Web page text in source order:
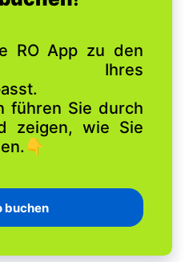
der
Ihres kleinen